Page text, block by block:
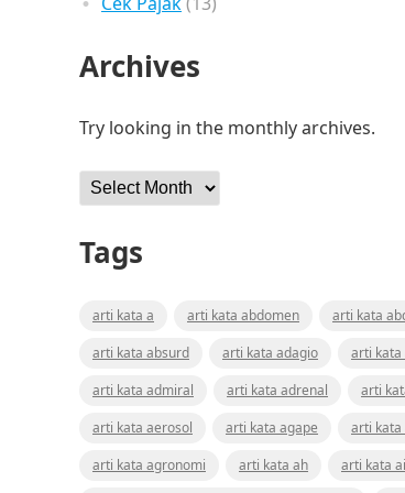
Archives
Try looking in the monthly archives.
Archives
Tags
arti kata a arti kata abdomen arti kata
arti kata absurd
arti kata adagio arti kata
arti kata admiral
arti kata adrenal arti
arti kata aerosol
arti kata agape arti
arti kata agronomi
arti kata ah arti kata